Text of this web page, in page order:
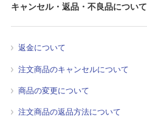
キャンセル・返品・不良品について
返金について
注文商品のキャンセルについて
商品の変更について
注文商品の返品方法について